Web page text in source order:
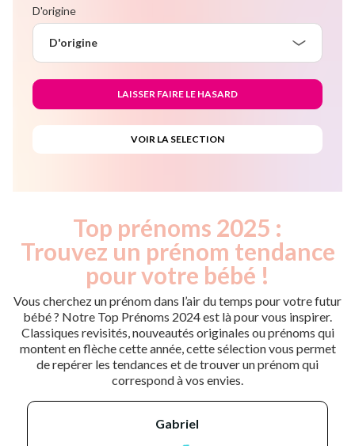
D'origine
D'origine
Top prénoms 2025 :
Trouvez un prénom tendance
pour votre bébé !
Vous cherchez un prénom dans l’air du temps pour votre futur
bébé ? Notre Top Prénoms 2024 est là pour vous inspirer.
Classiques revisités, nouveautés originales ou prénoms qui
montent en flèche cette année, cette sélection vous permet
de repérer les tendances et de trouver un prénom qui
correspond à vos envies.
gabriel